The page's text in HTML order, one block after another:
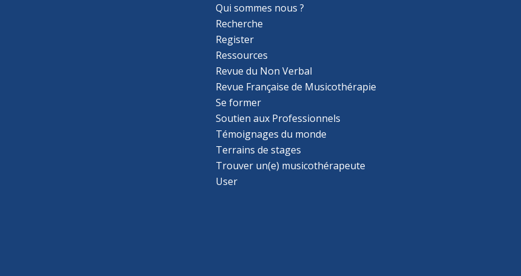
Qui sommes nous ?
Recherche
Register
Ressources
Revue du Non Verbal
Revue Française de Musicothérapie
Se former
Soutien aux Professionnels
Témoignages du monde
Terrains de stages
Trouver un(e) musicothérapeute
User